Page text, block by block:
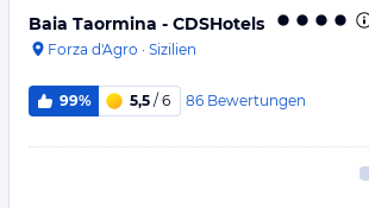
Baia Taormina - CDSHotels
Forza d'Agro · Sizilien
99% 5,5 / 6 86 Bewertungen